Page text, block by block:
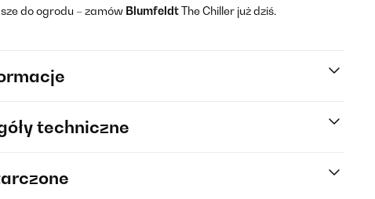
do ogrodu – zamów BlumfeldtThe Chiller już dziś.
techniczne